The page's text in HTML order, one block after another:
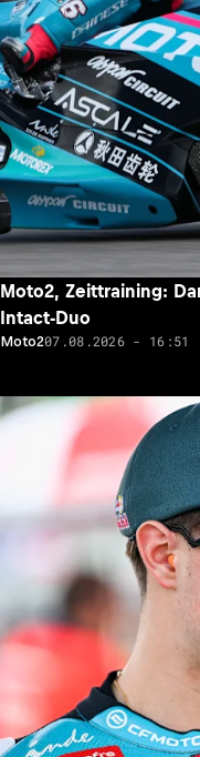
Moto2, Zeittraining:
Intact-Duo
Moto207.08.2026 - 16:51